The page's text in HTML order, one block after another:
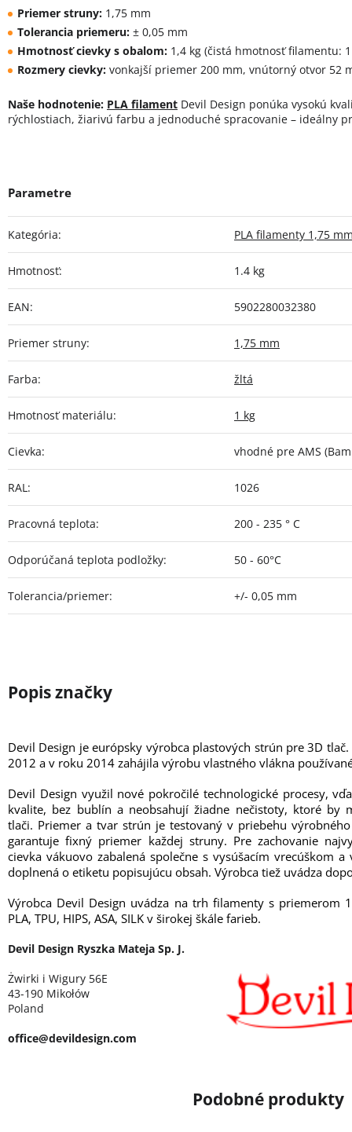
Priemer struny: 1,75 mm
Tolerancia priemeru: ± 0,05 mm
Hmotnosť cievky s obalom: 1,4 kg (čistá hmotnosť filamentu:
Rozmery cievky: vonkajší priemer 200 mm, vnútorný otvor 52
Naše hodnotenie: PLA filament Devil Design ponúka vysokú
rýchlostiach, žiarivú farbu a jednoduché spracovanie – ideálny
Kategória: PLA filamenty 1,75
Hmotnosť: 1.4 kg
EAN: 5902280032380
Priemer struny: 1,75 mm
Farba: žltá
Hmotnosť materiálu: 1 kg
Cievka: vhodné pre AMS
RAL: 1026
Pracovná teplota: 200 - 235 ° C
Odporúčaná teplota podložky: 50 - 60°C
Tolerancia/priemer: +/- 0,05 mm
Devil Design je európsky výrobca plastových strún pre 3D
2012 a v roku 2014 zahájila výrobu vlastného vlákna
Devil Design využil nové pokročilé technologické procesy,
kvalite, bez bublín a neobsahují žiadne nečistoty, ktoré by
tlači. Priemer a tvar strún je testovaný v priebehu
garantuje fixný priemer každej struny. Pre zachovanie
cievka vákuovo zabalená společne s vysúšacím vrecúškom
doplnená o etiketu popisujúcu obsah. Výrobca tiež uvádza
Výrobca Devil Design uvádza na trh filamenty s priemerom
PLA, TPU, HIPS, ASA, SILK v širokej škále farieb.
Devil Design Ryszka Mateja Sp. J.
Żwirki i Wigury 56E
43-190 Mikołów
Poland
office@devildesign.com